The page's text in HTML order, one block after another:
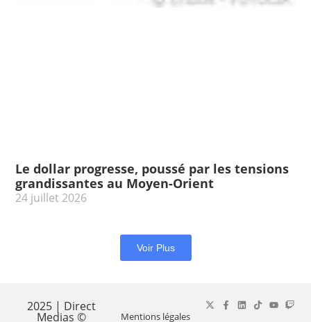
Le dollar progresse, poussé par les tensions
grandissantes au Moyen-Orient
24 juillet 2026
Voir Plus
2025 | Direct
Medias © Mentions légales